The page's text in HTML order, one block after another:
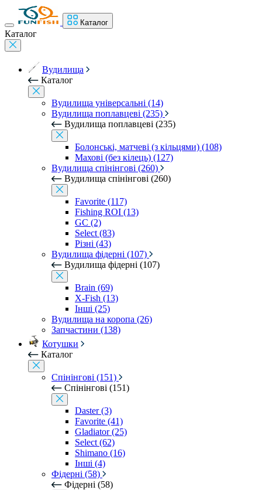
Каталог
Каталог
Вудилища
Каталог
Вудилища універсальні (14)
Вудилища поплавцеві (235)
Вудилища поплавцеві (235)
Болонські, матчеві (з кільцями) (108)
Махові (без кілець) (127)
Вудилища спінінгові (260)
Вудилища спінінгові (260)
Favorite (117)
Fishing ROI (13)
GC (2)
Select (83)
Різні (43)
Вудилища фідерні (107)
Вудилища фідерні (107)
Brain (69)
X-Fish (13)
Інші (25)
Вудилища на коропа (26)
Запчастини (138)
Котушки
Каталог
Спінінгові (151)
Спінінгові (151)
Daster (3)
Favorite (41)
Gladiator (25)
Select (62)
Shimano (16)
Інші (4)
Фідерні (58)
Фідерні (58)